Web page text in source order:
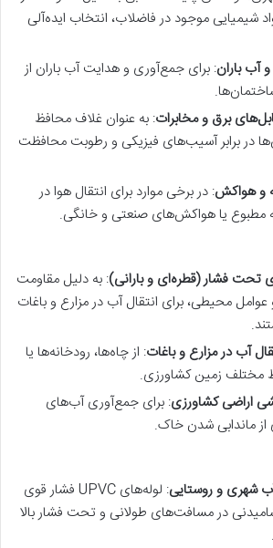
شیمیایی موجود در فاضلاب، انتخاب ایده‌آلی
آب باران: برای جمع‌آوری و هدایت آب باران از
برق و مخابرات: به عنوان غلاف محافظ
در برابر آسیب‌های فیزیکی و رطوبت محافظت
و هواکش: در برخی موارد برای انتقال هوا در
مطبوع یا هواکش‌های صنعتی و خانگی.
تحت فشار (قطره‌ای و بارانی): به دلیل مقاومت
عوامل محیطی، برای انتقال آب در مزارع و باغات
آب در مزارع و باغات: از چاه‌ها، رودخانه‌ها یا
مختلف زمین کشاورزی.
اراضی کشاورزی: برای جمع‌آوری آب‌های
از ماندابی شدن خاک.
شهری و روستایی
: لوله‌های UPVC فشار قوی
در مسافت‌های طولانی و تحت فشار بالا